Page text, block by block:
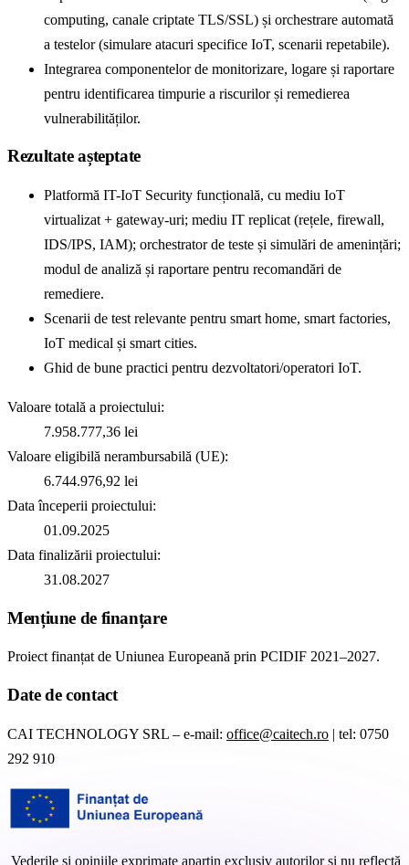
computing, canale criptate TLS/SSL) și orchestrare automată
a testelor (simulare atacuri specifice IoT, scenarii repetabile).
Integrarea componentelor de monitorizare, logare și raportare
pentru identificarea timpurie a riscurilor și remedierea
vulnerabilităților.
Rezultate așteptate
Platformă IT-IoT Security funcțională, cu mediu IoT
virtualizat + gateway-uri; mediu IT replicat (rețele, firewall,
IDS/IPS, IAM); orchestrator de teste și simulări de amenințări;
modul de analiză și raportare pentru recomandări de
remediere.
Scenarii de test relevante pentru smart home, smart factories,
IoT medical și smart cities.
Ghid de bune practici pentru dezvoltatori/operatori IoT.
Valoare totală a proiectului:
7.958.777,36 lei
Valoare eligibilă nerambursabilă (UE):
6.744.976,92 lei
Data începerii proiectului:
01.09.2025
Data finalizării proiectului:
31.08.2027
Mențiune de finanțare
Proiect finanțat de Uniunea Europeană prin PCIDIF 2021–2027.
Date de contact
CAI TECHNOLOGY SRL – e-mail: office@caitech.ro | tel: 0750
292 910